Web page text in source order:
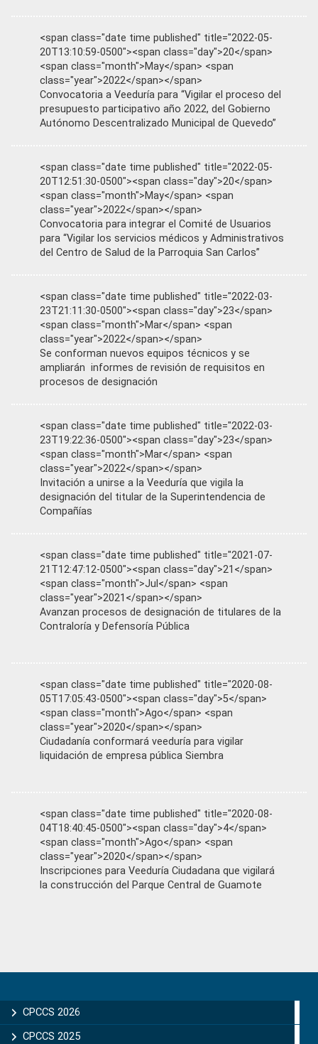
<span class="date time published" title="2022-05-
20T13:10:59-0500"><span class="day">20</span>
<span class="month">May</span> <span
class="year">2022</span></span>
Convocatoria a Veeduría para “Vigilar el proceso del
presupuesto participativo año 2022, del Gobierno
Autónomo Descentralizado Municipal de Quevedo”
<span class="date time published" title="2022-05-
20T12:51:30-0500"><span class="day">20</span>
<span class="month">May</span> <span
class="year">2022</span></span>
Convocatoria para integrar el Comité de Usuarios
para “Vigilar los servicios médicos y Administrativos
del Centro de Salud de la Parroquia San Carlos”
<span class="date time published" title="2022-03-
23T21:11:30-0500"><span class="day">23</span>
<span class="month">Mar</span> <span
class="year">2022</span></span>
Se conforman nuevos equipos técnicos y se
ampliarán informes de revisión de requisitos en
procesos de designación
<span class="date time published" title="2022-03-
23T19:22:36-0500"><span class="day">23</span>
<span class="month">Mar</span> <span
class="year">2022</span></span>
Invitación a unirse a la Veeduría que vigila la
designación del titular de la Superintendencia de
Compañías
<span class="date time published" title="2021-07-
21T12:47:12-0500"><span class="day">21</span>
<span class="month">Jul</span> <span
class="year">2021</span></span>
Avanzan procesos de designación de titulares de la
Contraloría y Defensoría Pública
<span class="date time published" title="2020-08-
05T17:05:43-0500"><span class="day">5</span>
<span class="month">Ago</span> <span
class="year">2020</span></span>
Ciudadanía conformará veeduría para vigilar
liquidación de empresa pública Siembra
<span class="date time published" title="2020-08-
04T18:40:45-0500"><span class="day">4</span>
<span class="month">Ago</span> <span
class="year">2020</span></span>
Inscripciones para Veeduría Ciudadana que vigilará
la construcción del Parque Central de Guamote
Sidebar
CPCCS 2026
CPCCS 2025